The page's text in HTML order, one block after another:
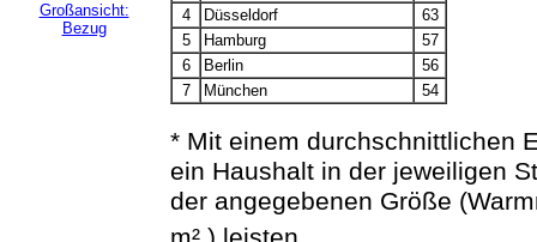
Großansicht:
Bezug
4
Düsseldorf
63
5
Hamburg
57
6
Berlin
56
7
München 54
* Mit einem durchschnittlichen
ein Haushalt in der jeweiligen
der angegebenen Größe
.